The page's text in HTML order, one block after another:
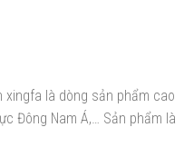
là dòng sản phẩm cao
Đông Nam Á,… Sản phẩm là